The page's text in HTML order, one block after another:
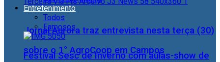
Jornal Aurora traz entrevista nesta terça (30)
sobre o 1° AgroCoop em Campos
Entretenimento
Todos
Famosos
Festival Sesc de Inverno com aulas-show de